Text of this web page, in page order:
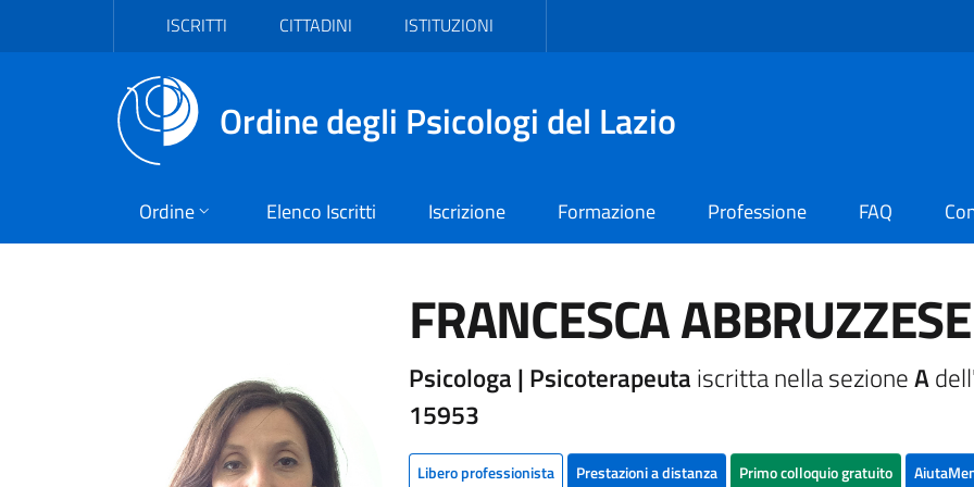
Vai al contenuto principale
ISCRITTI CITTADINI ISTITUZIONI
Ordine degli Psicologi del Lazio
Ordine Elenco Iscritti Iscrizione Formazione Professione FAQ
FRANCESCA ABBRUZZESE
Psicologa | Psicoterapeuta iscritta nella sezioneA
15953
Libero professionista Prestazioni a distanza Primo colloquio gratuito